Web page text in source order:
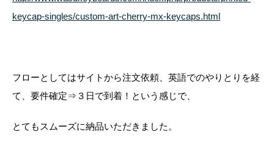
keycap-singles/custom-art-cherry-mx-keycaps.html
フローとしてはサイトから注文依頼、英語でのやりとりを経
て、要件確定⇒３日で到着！という感じで、
とてもスムーズに納品いただきました。